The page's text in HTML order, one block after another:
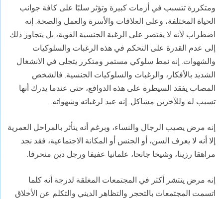
ومتكررة تتسبب في أزمات كبيرة وتؤثر سلبًا على كافة جوانب
الحياة المختلفة، وعلى العلاقات والأسرة والعمل والصحة. إنه
اضطراب لأنه لا يقتصر على الرغبة الجنسية القوية، بل يتجاوز ذلك
إلى عدم القدرة على التحكم في هذه الرغبات والسلوكيات
والشهوات. إنه نمط سلوكي مستمر ومتكرر يتجلى في الانشغال
الشديد بالأفكار، والرغبات والسلوكيات الجنسية. فالشخص
المصاب يفقد السيطرة على هذه الدوافع، حتى عندما يدرك أنها
تسبب له وللآخرين مشاكل. إنه عبد لرغباته وشهواته.
إنه مرض يصيب الرجال والنساء، وبرغم أنه يتأثر بالمراحل العمرية
إلا أنه لا يعرف السن، أو الجنس أو المكانة الاجتماعية، فقد نجد
مراهقا رزينا، وشيخا جانحا، علمانيا عفيفا ورجل دين منحرفا.
إنه مرض ينتشر أكثر في المجتمعات المغلقة لدرجة أنه كلما
اتسمت المجتمعات بالتحجر والتظاهر الديني والتكلم عن الأخلاق